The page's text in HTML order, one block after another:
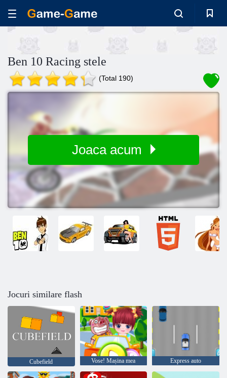
Ben 10 Racing stele
(Total 190)
Joaca acum
Jocuri similare flash
Cubefield Vose! Mașina mea Express auto